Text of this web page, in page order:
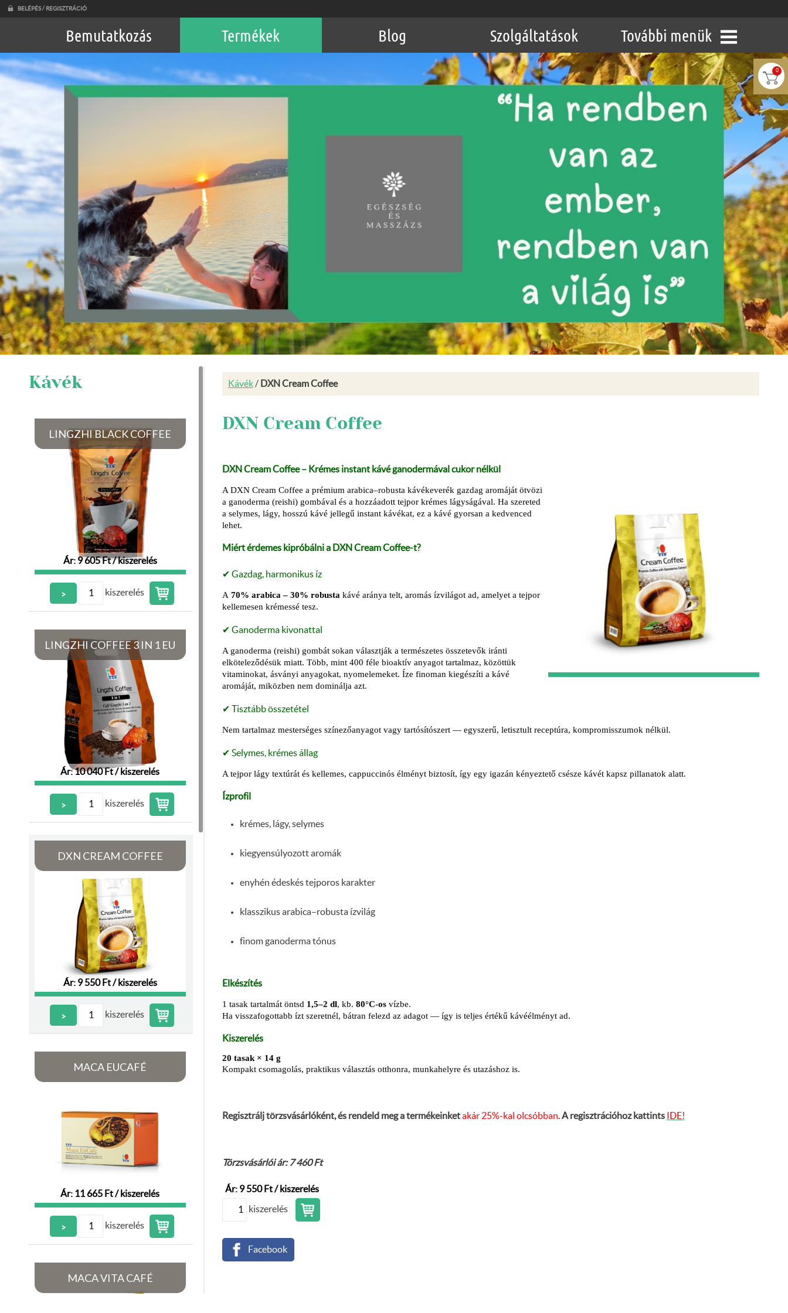
BELÉPÉS / REGISZTRÁCIÓ
0
Bemutatkozás Termékek Blog Szolgáltatások További menük
Kávék
LINGZHI BLACK COFFEE
Ár: 9 605 Ft / kiszerelés
> kiszerelés
LINGZHI COFFEE 3 IN 1 EU
Ár: 10 040 Ft / kiszerelés
> kiszerelés
DXN CREAM COFFEE
Ár: 9 550 Ft / kiszerelés
> kiszerelés
MACA EUCAFÉ
Ár: 11 665 Ft / kiszerelés
> kiszerelés
MACA VITA CAFÉ
Kávék/ DXN Cream Coffee
DXN Cream Coffee
DXN Cream Coffee – Krémes instant kávé ganodermával cukor nélkül
A DXN Cream Coffee a prémium arabica–robusta kávékeverék gazdag aromáját ötvözi
a ganoderma (reishi) gombával és a hozzáadott tejpor krémes lágyságával. Ha szereted
a selymes, lágy, hosszú kávé jellegű instant kávékat, ez a kávé gyorsan a kedvenced
lehet.
Miért érdemes kipróbálni a DXN Cream Coffee-t?
✔ Gazdag, harmonikus íz
A 70% arabica – 30% robusta kávé aránya telt, aromás ízvilágot ad, amelyet a tejpor
kellemesen krémessé tesz.
✔ Ganoderma kivonattal
A ganoderma (reishi) gombát sokan választják a természetes összetevők iránti
elköteleződésük miatt. Több, mint 400 féle bioaktív anyagot tartalmaz, közöttük
vitaminokat, ásványi anyagokat, nyomelemeket. Íze finoman kiegészíti a kávé
aromáját, miközben nem dominálja azt.
✔ Tisztább összetétel
Nem tartalmaz mesterséges színezőanyagot vagy tartósítószert — egyszerű, letisztult receptúra, kompromisszumok nélkül.
✔ Selymes, krémes állag
A tejpor lágy textúrát és kellemes, cappuccinós élményt biztosít, így egy igazán kényeztető csésze kávét kapsz pillanatok alatt.
Ízprofil
krémes, lágy, selymes
kiegyensúlyozott aromák
enyhén édeskés tejporos karakter
klasszikus arabica–robusta ízvilág
finom ganoderma tónus
Elkészítés
1 tasak tartalmát öntsd 1,5–2 dl, kb. 80°C-osvízbe.
Ha visszafogottabb ízt szeretnél, bátran felezd az adagot — így is teljes értékű kávéélményt ad.
Kiszerelés
20 tasak × 14 g
Kompakt csomagolás, praktikus választás otthonra, munkahelyre és utazáshoz is.
Regisztrálj törzsvásárlóként, és rendeld meg a termékeinketakár 25%-kal olcsóbban. A regisztrációhoz kattints IDE!
Törzsvásárlói ár: 7 460 Ft
Ár: 9 550 Ft / kiszerelés
kiszerelés
Facebook